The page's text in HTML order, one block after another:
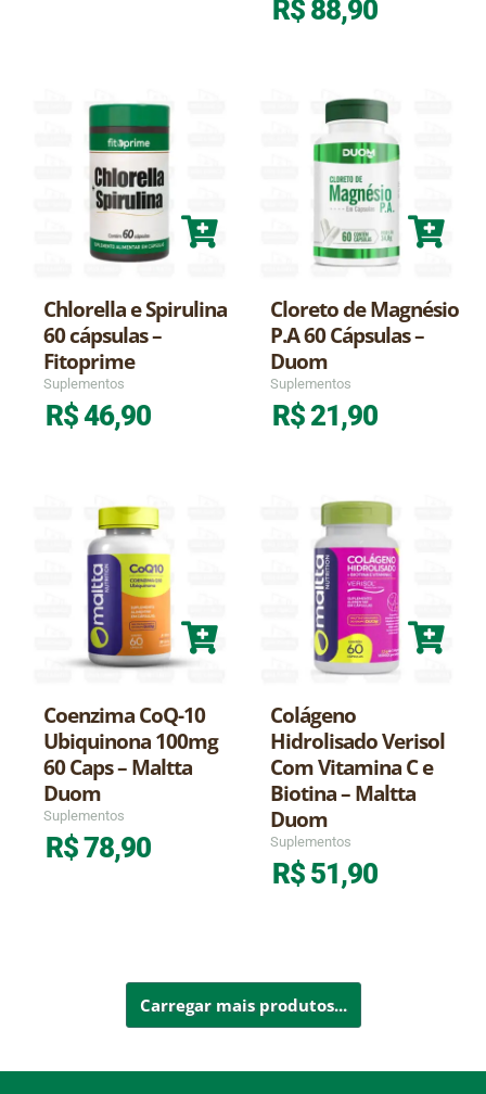
R$ 88,90
Chlorella e Spirulina
60 cápsulas –
Fitoprime
Suplementos
R$46,90
Cloreto de Magnésio
P.A 60 Cápsulas –
Duom
Suplementos
R$21,90
Coenzima CoQ-10
Ubiquinona 100mg
60 Caps – Maltta
Duom
Suplementos
R$78,90
Colágeno
Hidrolisado Verisol
Com Vitamina C e
Biotina – Maltta
Duom
Suplementos
R$ 51,90
Carregar mais produtos...